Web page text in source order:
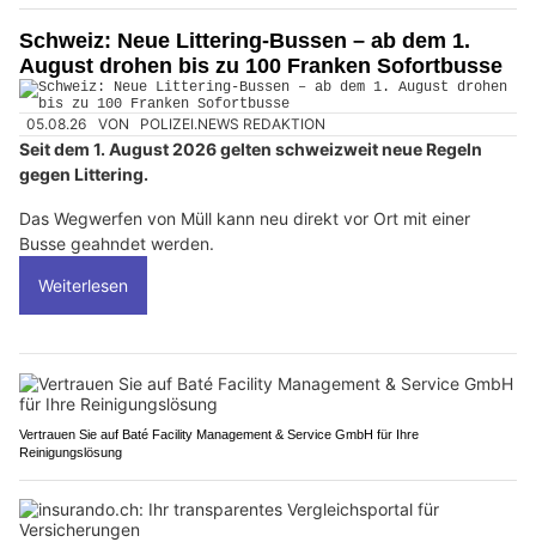
Schweiz: Neue Littering-Bussen – ab dem 1.
August drohen bis zu 100 Franken Sofortbusse
05.08.26 VON POLIZEI.NEWS REDAKTION
Seit dem 1. August 2026 gelten schweizweit neue Regeln
gegen Littering.
Das Wegwerfen von Müll kann neu direkt vor Ort mit einer
Busse geahndet werden.
Weiterlesen
Vertrauen Sie auf Baté Facility Management & Service GmbH für Ihre
Reinigungslösung